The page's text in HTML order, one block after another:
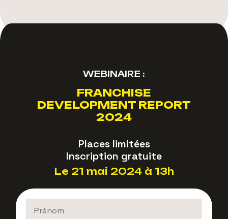
WEBINAIRE :
FRANCHISE
DEVELOPMENT REPORT
2024
Places limitées
Inscription gratuite
Le 21 mai 2024 à 13h